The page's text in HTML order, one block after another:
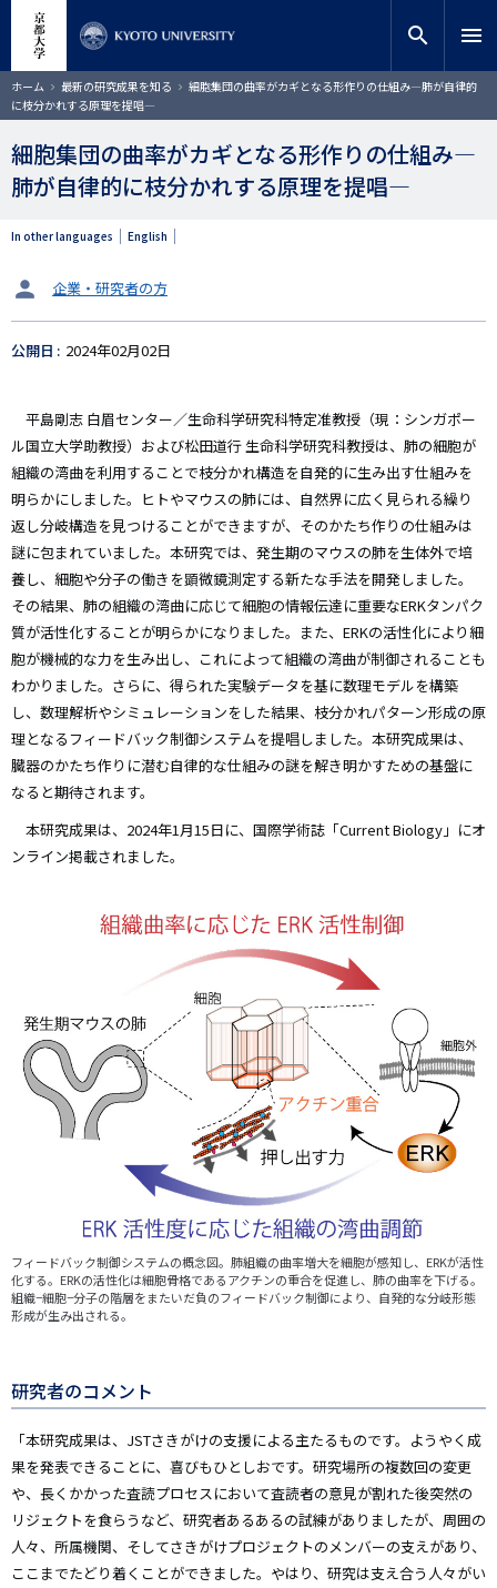
コ
ン
テ
ン
ツ
に
動
サイト内検索
検索
search menu
ホーム 最新の研究成果を知る
細胞集団の曲率がカギとなる形作りの仕組み―肺が自律的
に枝分かれする原理を提唱―
細胞集団の曲率がカギとなる形作りの仕組み―
肺が自律的に枝分かれする原理を提唱―
In other languages English
タ
ッ
企業・研究者の方
公開日 2024年02月02日
平島剛志 白眉センター／生命科学研究科特定准教授（現：シンガポー
ル国立大学助教授）および松田道行 生命科学研究科教授は、肺の細胞が
組織の湾曲を利用することで枝分かれ構造を自発的に生み出す仕組みを
明らかにしました。ヒトやマウスの肺には、自然界に広く見られる繰り
返し分岐構造を見つけることができますが、そのかたち作りの仕組みは
謎に包まれていました。本研究では、発生期のマウスの肺を生体外で培
養し、細胞や分子の働きを顕微鏡測定する新たな手法を開発しました。
その結果、肺の組織の湾曲に応じて細胞の情報伝達に重要なERKタンパク
質が活性化することが明らかになりました。また、ERKの活性化により細
胞が機械的な力を生み出し、これによって組織の湾曲が制御されることも
わかりました。さらに、得られた実験データを基に数理モデルを構築
し、数理解析やシミュレーションをした結果、枝分かれパターン形成の原
理となるフィードバック制御システムを提唱しました。本研究成果は、
臓器のかたち作りに潜む自律的な仕組みの謎を解き明かすための基盤に
なると期待されます。
本研究成果は、2024年1月15日に、国際学術誌「Current Biology」にオ
ンライン掲載されました。
フィードバック制御システムの概念図。肺組織の曲率増大を細胞が感知し、ERKが活性
化する。ERKの活性化は細胞骨格であるアクチンの重合を促進し、肺の曲率を下げる。
組織−細胞−分子の階層をまたいだ負のフィードバック制御により、自発的な分岐形態
形成が生み出される。
研究者のコメント
「本研究成果は、JSTさきがけの支援による主たるものです。ようやく成
果を発表できることに、喜びもひとしおです。研究場所の複数回の変更
や、長くかかった査読プロセスにおいて査読者の意見が割れた後突然の
リジェクトを食らうなど、研究者あるあるの試練がありましたが、周囲の
人々、所属機関、そしてさきがけプロジェクトのメンバーの支えがあり、
ここまでたどり着くことができました。やはり、研究は支え合う人々がい